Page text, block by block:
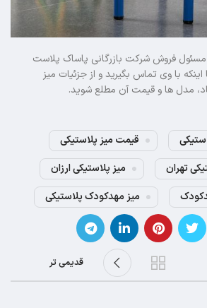
مسئول فروش شرکت بازرگانی پاساک پلاست
اینکه با وی تماس بگیرید و از جزئیات میز
مدل ها و قیمت آن مطلع شوید.
قیمت میز پلاستیکی
تهران
میز پلاستیکی ارزان
میز مهدکودک پلاستیکی
قدیمی تر